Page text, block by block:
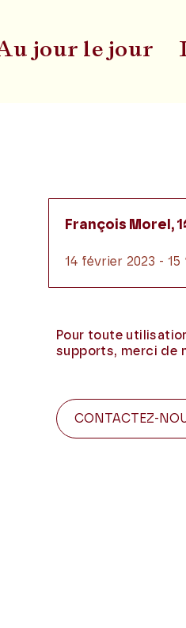
jour le jour
François Morel,
14 février 2023 -
Pour toute
supports, merci de
CONTACTEZ-